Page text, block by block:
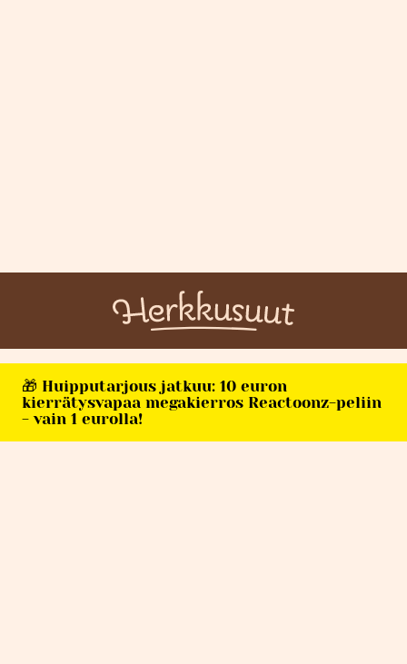
🎁 Huipputarjous jatkuu: 10 euron
kierrätysvapaa megakierros Reactoonz-peliin
- vain 1 eurolla!